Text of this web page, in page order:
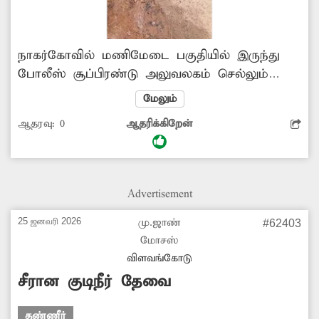
நாகர்கோவில் மணிமேடை பகுதியில் இருந்து
போலீஸ் சூப்பிரண்டு அலுவலகம் செல்லும்
சாலை உள்ளது. இந்த சாலையில் ஏராளமான
வணிக நிறுவனங்கள், மருந்து கடைகள்
உள்ளன. இந்த சாலையின் இடது புறத்தில்
பதிக்கப்பட்டுள்ள குழாயில் உடைப்பு ஏற்பட்டு
இருசக்கர வாகன ஓட்டிகள், பாதசாரிகள் பெரும்
இருசக்கர வாகன ஓட்டிகள் வாகனங்களை
சாலையோரத்தில் நிறுத்த முடியாமல்
அவதிக்குள்ளாகி உள்ளனர். எனவே, குழாய்
உடைப்பை சீரமைத்து குடிநீர் வீணாவதை
தடுக்க அதிகாரிகள்...
மேலும்
ஆதரவு: 0 ஆதரிக்கிறேன்
Advertisement
25 ஜனவரி 2026
மு.ஜாண்
மோசஸ்
விளவங்கோடு
#62403
சீரான குடிநீர் தேவை
தண்ணீர்